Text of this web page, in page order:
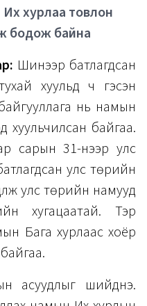
хурлаа товлон
бодож байна
Шинээр батлагдсан
хуульд ч гэсэн
нь намын
хуульчилсан байгаа.
сарын 31-нээр улс
улс төрийн
улс төрийн намууд
хугацаатай. Тэр
Бага хурлаас хоёр
асуудлыг шийднэ.